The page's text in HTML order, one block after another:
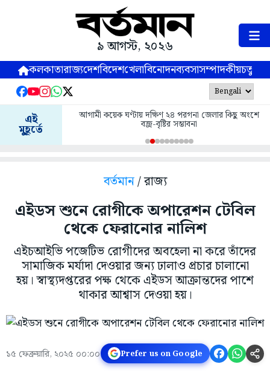
৯ আগস্ট, ২০২৬
কলকাতারাজ্যদেশবিদেশখেলাবিনোদনব্যবসাসম্পাদকীয়
এই
মুহূর্তে
আগামী কয়েক ঘণ্টায় দক্ষিণ ২৪ পরগনা জেলার কিছু অংশে
বজ্র-বৃষ্টির সম্ভাবনা
বর্তমান/ রাজ্য
এইডস শুনে রোগীকে অপারেশন টেবিল
থেকে ফেরানোর নালিশ
এইচআইভি পজেটিভ রোগীদের অবহেলা না করে তাঁদের
সামাজিক মর্যাদা দেওয়ার জন্য ঢালাও প্রচার চালানো
হয়। স্বাস্থ্যদপ্তরের পক্ষ থেকে এইডস আক্রান্তদের পাশে
থাকার আশ্বাস দেওয়া হয়।
১৫ ফেব্রুয়ারি, ২০২৫ ০০:০০ Prefer us on Google